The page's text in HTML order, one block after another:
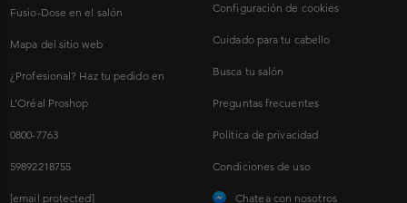
Fusio-Dose en el salón
Mapa del sitio web
¿Profesional? Haz tu pedido en
L’Oréal Proshop
0800-7763
59892218755
[email protected]
Configuración de cookies
Cuidado para tu cabello
Busca tu salón
Preguntas frecuentes
Política de privacidad
Condiciones de uso
Chatea con nosotros